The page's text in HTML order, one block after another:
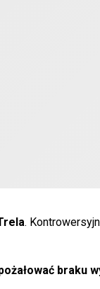
.
braku